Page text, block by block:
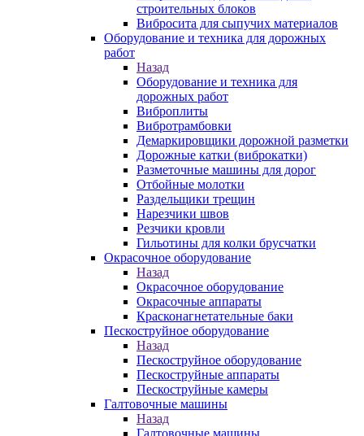
строительных блоков
Вибросита для сыпучих материалов
Оборудование и техника для дорожных
работ
Назад
Оборудование и техника для
дорожных работ
Виброплиты
Вибротрамбовки
Демаркировщики дорожной разметки
Дорожные катки (виброкатки)
Разметочные машины для дорог
Отбойные молотки
Раздельщики трещин
Нарезчики швов
Резчики кровли
Гильотины для колки брусчатки
Окрасочное оборудование
Назад
Окрасочное оборудование
Окрасочные аппараты
Красконагнетательные баки
Пескоструйное оборудование
Назад
Пескоструйное оборудование
Пескоструйные аппараты
Пескоструйные камеры
Галтовочные машины
Назад
Галтовочные машины